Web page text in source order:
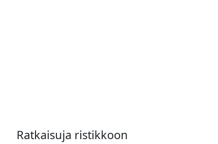
Ratkaisuja ristikkoon